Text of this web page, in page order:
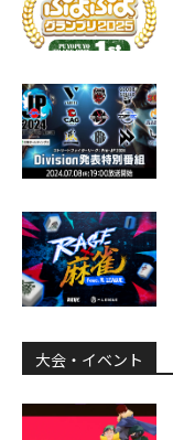
大会・イベント